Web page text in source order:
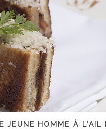
JEUNE HOMME À L'AIL